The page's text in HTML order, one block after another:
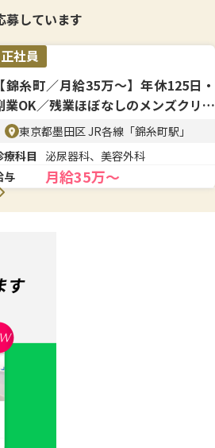
募しています
正社員
【錦糸町／月給35万〜】年休125日・
業OK／残業ほぼなしのメンズクリニ
ック東京都墨田区 JR各線「錦糸町駅」
療科目
泌尿器科、美容外科
与
月給35万〜